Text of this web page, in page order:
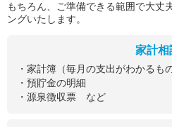
もちろん、ご準備できる範囲で大丈
ングいたします。
家計相
・家計簿（毎月の支出がわかるもの
・預貯金の明細
・源泉徴収票 など